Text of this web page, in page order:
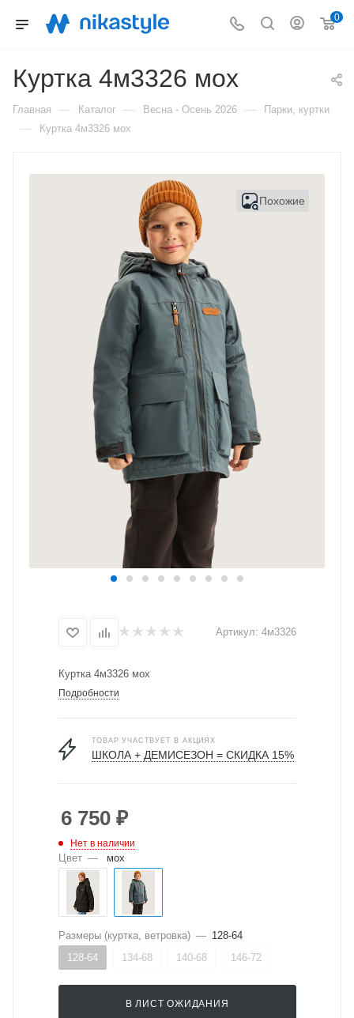
0
Куртка 4м3326 мох
Главная — Каталог — Весна - Осень 2026 — Парки, куртки
— Куртка 4м3326 мох
Похожие
Артикул: 4м3326
Куртка 4м3326 мох
Подробности
ТОВАР УЧАСТВУЕТ В АКЦИЯХ
ШКОЛА + ДЕМИСЕЗОН = СКИДКА 15%
6 750₽
Нет в наличии
Цвет — мох
Размеры (куртка, ветровка) — 128-64
128-64
134-68 140-68 146-72
В ЛИСТ ОЖИДАНИЯ